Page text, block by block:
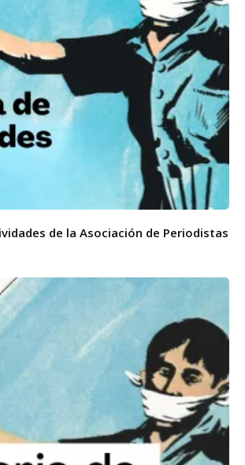
de la Asociación de Periodistas